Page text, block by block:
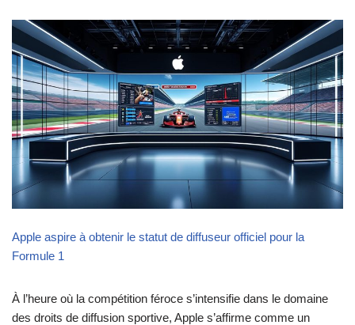
Apple aspire à obtenir le statut de diffuseur officiel pour la
Formule 1
À l’heure où la compétition féroce s’intensifie dans le domaine
des droits de diffusion sportive, Apple s’affirme comme un